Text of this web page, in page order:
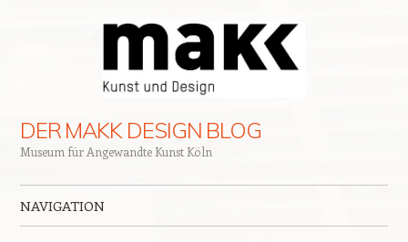
DER MAKK DESIGN BLOG
Museum für Angewandte Kunst Köln
NAVIGATION